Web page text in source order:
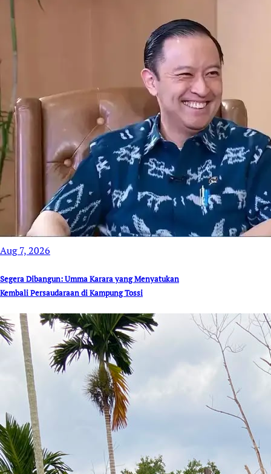
Aug 7, 2026
Segera Dibangun: Umma Karara yang Menyatukan
Kembali Persaudaraan di Kampung Tossi